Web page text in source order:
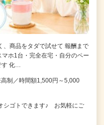
商品をタダで試せて 報酬まで
ホ1台・完全在宅・自分のペー
す 化…
制／時間額1,500円～5,000
シゴトできます♪ お気軽にご